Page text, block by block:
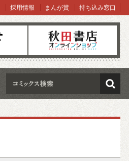
オンラインショップ
採用情報 まんが賞 持ち込み窓口
検索